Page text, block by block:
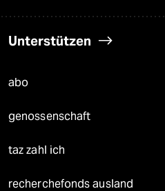
Unterstützen
abo
genossenschaft
taz zahl ich
recherchefonds ausland